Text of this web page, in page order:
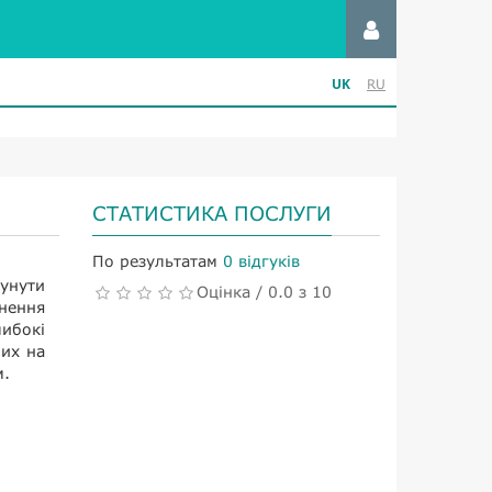
UK RU
на
СТАТИСТИКА ПОСЛУГИ
По результатам 0 відгуків
Оцінка / 0.0 з 10